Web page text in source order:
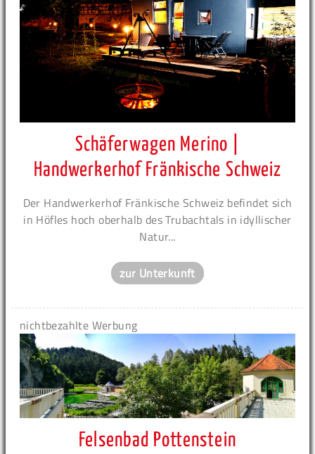
Schäferwagen Merino |
Handwerkerhof Fränkische Schweiz
Der Handwerkerhof Fränkische Schweiz befindet sich
in Höfles hoch oberhalb des Trubachtals in idyllischer
Natur...
zur Unterkunft
nichtbezahlte Werbung
Felsenbad Pottenstein